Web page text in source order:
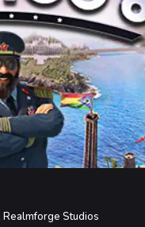
Realmforge Studios